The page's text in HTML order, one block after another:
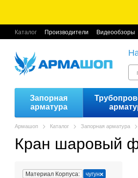
Каталог Производители Видеообзоры
Запорная
арматура
Армашоп Каталог Запорная арматура
Кран шаровый
Материал Корпуса:
чугун